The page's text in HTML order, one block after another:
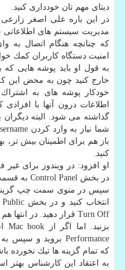
دیتای مهم تان خودداری كنید.
در این باره علی اصغر
مدیریت سیستم های اطلاعاتی -
كه چنانچه هنگام اتصال
امنیت دستگاه كاربران كمك
خارج كنید چون به محض این
خودكار پوشه های به
اطلاعات درون آنها با
گذاشته می شود. البته دیگران
باز هم برای اطمینان بیش تر،
كنید.
كه تمام گزینه ها تیك نخورده